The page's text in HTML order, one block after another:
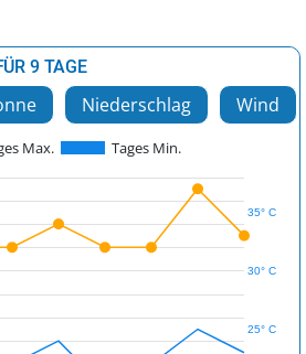
9 TAGE
Niederschlag Wind
Max. Tages Min.
25° C
30° C
35° C